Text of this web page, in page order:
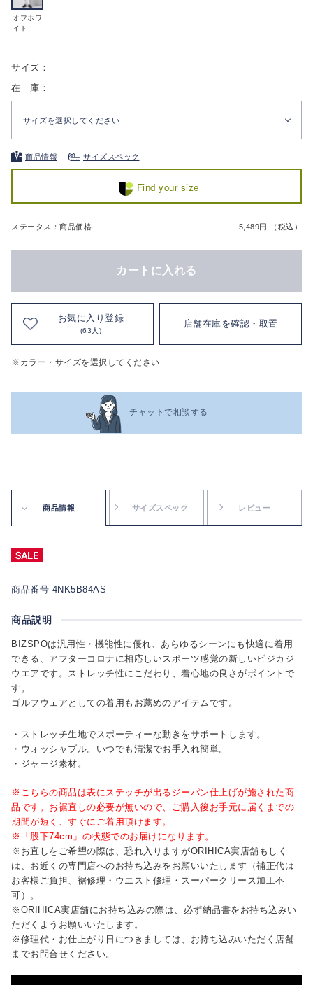
オフホワ
イト
サイズ：
在 庫：
サイズを選択してください
商品情報 サイズスペック
Find your size
ステータス：商品価格 5,489円 （税込）
カートに入れる
お気に入り登録
(63人)
店舗在庫を確認・取置
※カラー・サイズを選択してください
チャットで相談する
商品情報 サイズスペック レビュー
商品番号 4NK5B84AS
商品説明
BIZSPOは汎用性・機能性に優れ、あらゆるシーンにも快適に着用
できる、アフターコロナに相応しいスポーツ感覚の新しいビジカジ
ウエアです。ストレッチ性にこだわり、着心地の良さがポイントで
す。
ゴルフウェアとしての着用もお薦めのアイテムです。
・ストレッチ生地でスポーティーな動きをサポートします。
・ウォッシャブル。いつでも清潔でお手入れ簡単。
・ジャージ素材。
※こちらの商品は表にステッチが出るジーパン仕上げが施された商
品です。お裾直しの必要が無いので、ご購入後お手元に届くまでの
期間が短く、すぐにご着用頂けます。
※「股下74cm」の状態でのお届けになります。
※お直しをご希望の際は、恐れ入りますがORIHICA実店舗もしく
は、お近くの専門店へのお持ち込みをお願いいたします（補正代は
お客様ご負担、裾修理・ウエスト修理・スーパークリース加工不
可）。
※ORIHICA実店舗にお持ち込みの際は、必ず納品書をお持ち込みい
ただくようお願いいたします。
※修理代・お仕上がり日につきましては、お持ち込みいただく店舗
までお問合せください。